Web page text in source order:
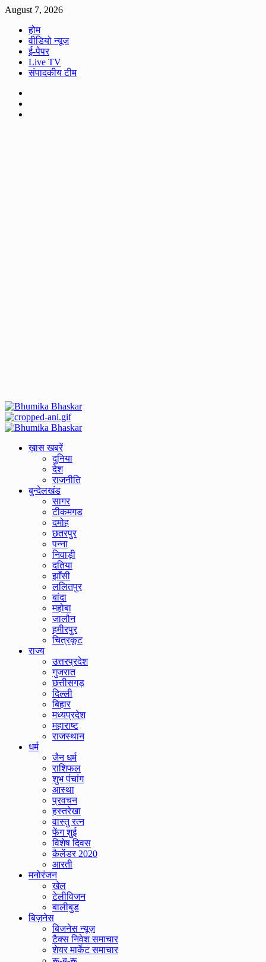
Skip
content
August 7, 2026
होम
वीडियो न्यूज
ई-पेपर
Live TV
संपादकीय टीम
Primary
ख़ास खबरें
दुनिया
देश
राजनीति
बुन्देलखंड
सागर
टीकमगड
दमोह
छतरपुर
पन्ना
निवाड़ी
दतिया
झाँसी
ललितपुर
बांदा
महोबा
जालौन
हमीरपुर
चित्रकूट
राज्य
उत्तरप्रदेश
गुजरात
छत्तीसगड़
दिल्ली
बिहार
मध्यप्रदेश
महाराष्ट
राजस्थान
धर्म
जैन धर्म
राशिफल
शुभ पंचांग
आस्था
प्रवचन
हस्तरेखा
वास्तु रत्न
फेंग शुई
विशेष दिवस
कैलेंडर 2020
आरती
मनोरंजन
खेल
टेलीविजन
बालीबुड
बिज़नेस
बिजनेस न्यूज़
टैक्स निवेश समाचार
शेयर मार्केट समाचार